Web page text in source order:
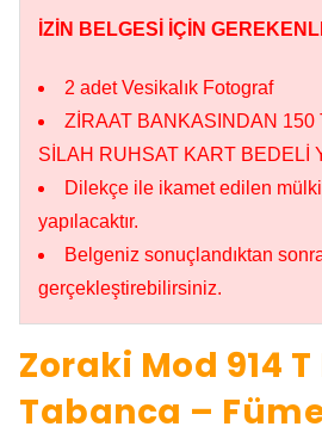
İZİN BELGESİ İÇİN
2 adet Vesikalık Fotograf
ZİRAAT BANKASINDAN 150
SİLAH RUHSAT KART BEDELİ
Dilekçe ile ikamet edilen
yapılacaktır.
Belgeniz sonuçlandıktan
gerçekleştirebilirsiniz.
Zoraki Mod 914 T
Tabanca –